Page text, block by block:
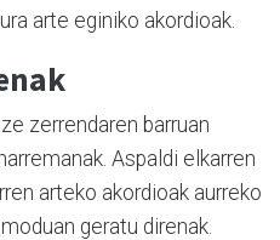
arte eginiko akordioak.
zerrendaren barruan
Aspaldi elkarren
arteko akordioak aurreko
geratu direnak.